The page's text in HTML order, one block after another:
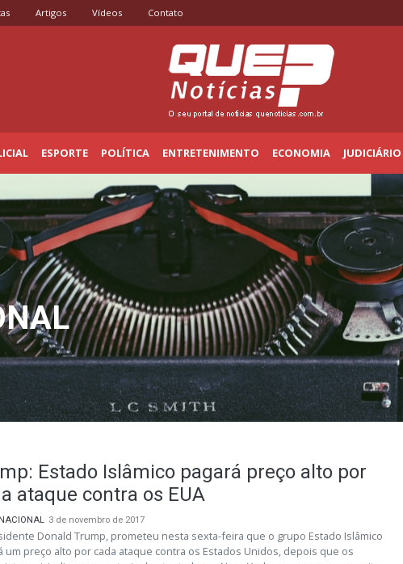
Artigos Vídeos Contato
ESPORTE POLÍTICA ENTRETENIMENTO ECONOMIA JUDICIÁRIO
Estado Islâmico pagará preço alto por
ataque contra os EUA
3 de novembro de 2017
Donald Trump, prometeu nesta sexta-feira que o grupo Estado Islâmico
um preço alto por cada ataque contra os Estados Unidos, depois que os